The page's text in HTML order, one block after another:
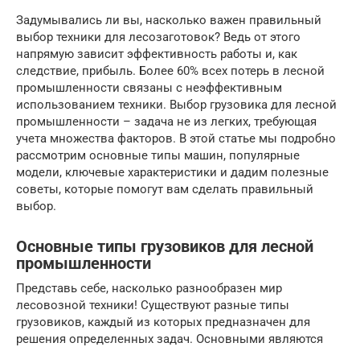
Задумывались ли вы, насколько важен правильный
выбор техники для лесозаготовок? Ведь от этого
напрямую зависит эффективность работы и, как
следствие, прибыль. Более 60% всех потерь в лесной
промышленности связаны с неэффективным
использованием техники. Выбор грузовика для лесной
промышленности – задача не из легких, требующая
учета множества факторов. В этой статье мы подробно
рассмотрим основные типы машин, популярные
модели, ключевые характеристики и дадим полезные
советы, которые помогут вам сделать правильный
выбор.
Основные типы грузовиков для лесной
промышленности
Представь себе, насколько разнообразен мир
лесовозной техники! Существуют разные типы
грузовиков, каждый из которых предназначен для
решения определенных задач. Основными являются